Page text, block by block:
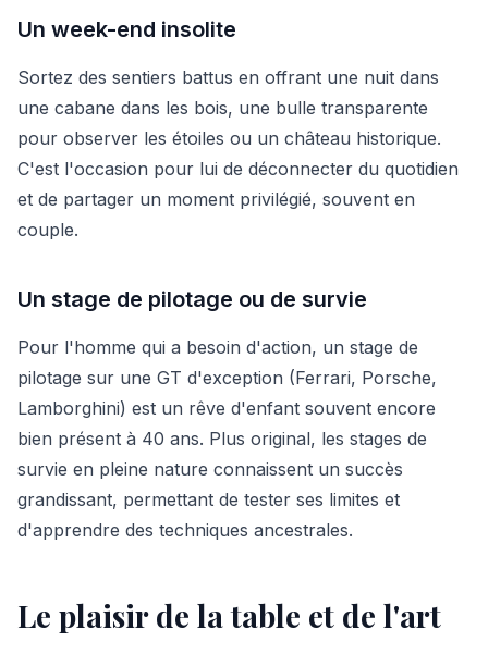
Un week-end insolite
Sortez des sentiers battus en offrant une nuit dans
une cabane dans les bois, une bulle transparente
pour observer les étoiles ou un château historique.
C'est l'occasion pour lui de déconnecter du quotidien
et de partager un moment privilégié, souvent en
couple.
Un stage de pilotage ou de survie
Pour l'homme qui a besoin d'action, un stage de
pilotage sur une GT d'exception (Ferrari, Porsche,
Lamborghini) est un rêve d'enfant souvent encore
bien présent à 40 ans. Plus original, les stages de
survie en pleine nature connaissent un succès
grandissant, permettant de tester ses limites et
d'apprendre des techniques ancestrales.
Le plaisir de la table et de l'art